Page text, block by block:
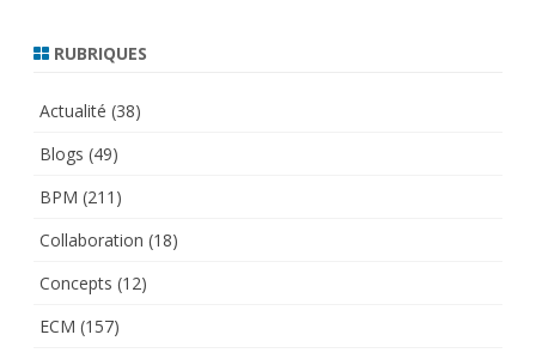
RUBRIQUES
Actualité (38)
Blogs (49)
BPM (211)
Collaboration (18)
Concepts (12)
ECM (157)